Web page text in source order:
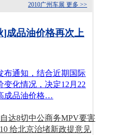
更多 >>
2010广州车展
]成品油价格再次上
布通知，结合近期国际
变化情况，决定12月22
成品油价格…
达8切中公商务MPV要害
给北京治堵新政提意见